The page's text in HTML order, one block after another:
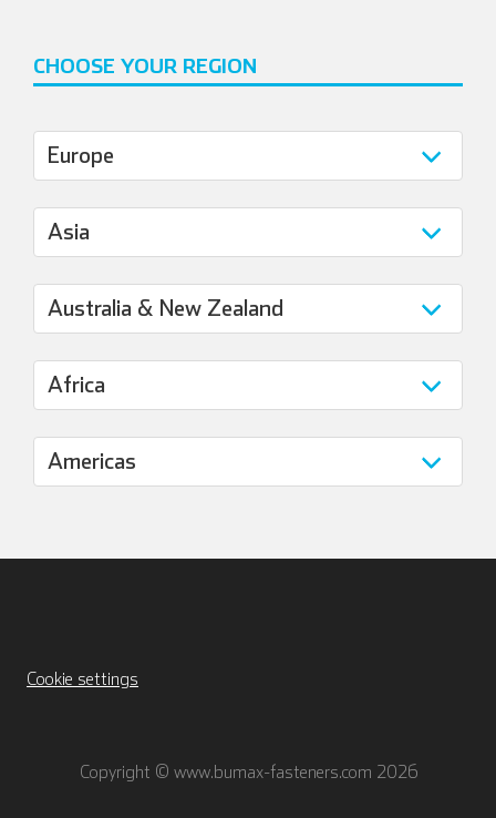
CHOOSE YOUR REGION
Cookie settings
Copyright © www.bumax-fasteners.com 2026